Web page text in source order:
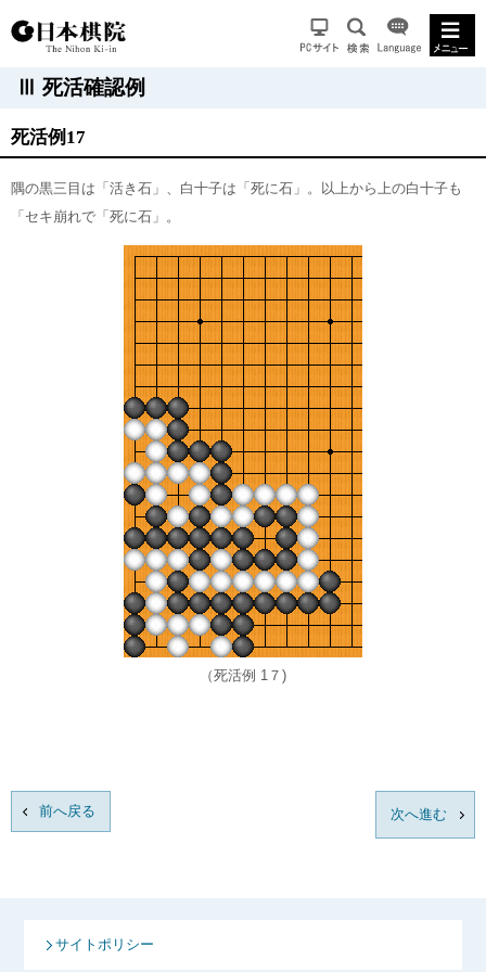
Ⅲ 死活確認例
死活例17
隅の黒三目は「活き石」、白十子は「死に石」。以上から上の白十子も
「セキ崩れで「死に石」。
（死活例 1７)
前へ戻る 次へ進む
サイトポリシー